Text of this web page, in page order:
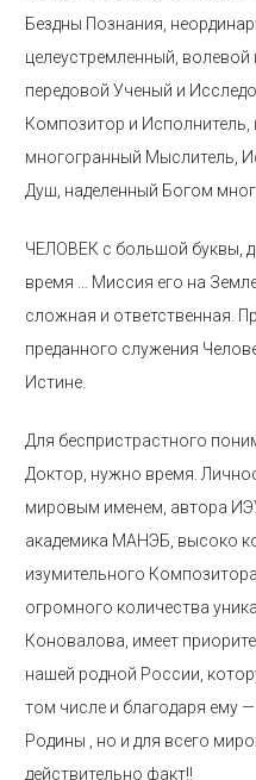
Бездны Познания,
целеустремленный,
передовой Ученый и
Композитор и
многогранный Мыслитель,
Душ, наделенный Богом
ЧЕЛОВЕК с большой буквы,
время … Миссия его на
сложная и ответственная.
преданного служения
Истине.
Для беспристрастного
Доктор, нужно время.
мировым именем, автора
академика МАНЭБ, высоко
изумительного
огромного количества
Коновалова, имеет
нашей родной России,
том числе и благодаря ему
Родины , но и для всего
действительно факт!!